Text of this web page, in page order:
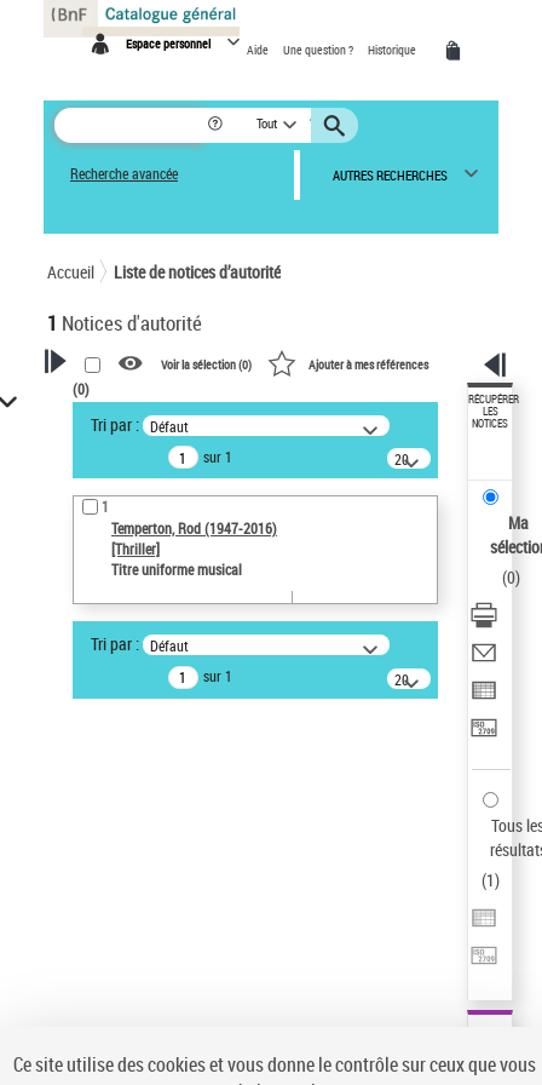
Espace personnel Aide Une question ? Historique
Tout
Recherche avancée AUTRES RECHERCHES
Accueil Liste de notices d’autorité
1 Notices d'autorité
VOTRE RECHERCHE
Recherche avancée dans les
notices d’autorité
Œuvres liées à l'auteur :
Temperton, Rod (1947-2016)
Auteur d’œuvre
ne s'applique pas
Type de notice d'autorité
Pays
Voir la sélection (0) Ajouter à mes références
(0)
Tri par : Défaut
sur 1
20
résultats/page
1
Temperton, Rod (1947-2016)
[Thriller]
Titre uniforme musical
Tri par : Défaut
sur 1
20
résultats/page
RÉCUPÉRER
LES
NOTICES
Ma
(0)
Tous
(1)
Panneau de gestion des cookies
Ce site utilise des cookies et vous donne le contrôle sur ceux que vous